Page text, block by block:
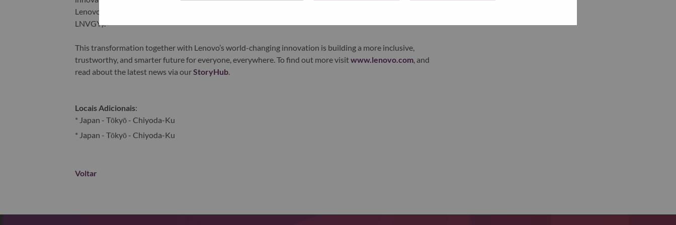
Lenovo is listed on the Hong Kong stock exchange under Lenovo Group Limited (HKSE: 992) (ADR:
LNVGY).
This transformation together with Lenovo’s world-changing innovation is building a more inclusive,
trustworthy, and smarter future for everyone, everywhere. To find out more visitwww.lenovo.com, and
read about the latest news via ourStoryHub.
Locais Adicionais:
* Japan - Tōkyō - Chiyoda-Ku
* Japan - Tōkyō - Chiyoda-Ku
Voltar